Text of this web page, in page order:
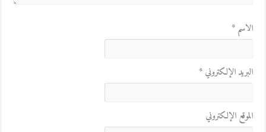
الاسم*
البريد الإلكتروني*
الموقع الإلكتروني